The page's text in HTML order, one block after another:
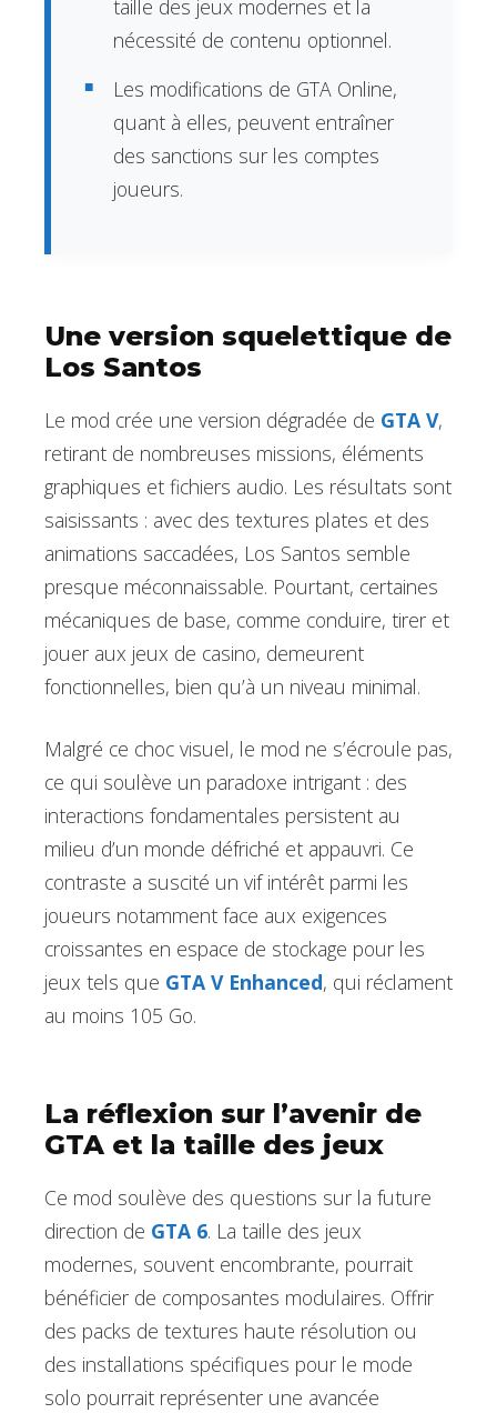
taille des jeux modernes et la
nécessité de contenu optionnel.
Les modifications de GTA Online,
quant à elles, peuvent entraîner
des sanctions sur les comptes
joueurs.
Une version squelettique de
Los Santos
Le mod crée une version dégradée de GTA V,
retirant de nombreuses missions, éléments
graphiques et fichiers audio. Les résultats sont
saisissants : avec des textures plates et des
animations saccadées, Los Santos semble
presque méconnaissable. Pourtant, certaines
mécaniques de base, comme conduire, tirer et
jouer aux jeux de casino, demeurent
fonctionnelles, bien qu’à un niveau minimal.
Malgré ce choc visuel, le mod ne s’écroule pas,
ce qui soulève un paradoxe intrigant : des
interactions fondamentales persistent au
milieu d’un monde défriché et appauvri. Ce
contraste a suscité un vif intérêt parmi les
joueurs notamment face aux exigences
croissantes en espace de stockage pour les
jeux tels que GTA V Enhanced, qui réclament
au moins 105 Go.
La réflexion sur l’avenir de
GTA et la taille des jeux
Ce mod soulève des questions sur la future
direction de GTA 6. La taille des jeux
modernes, souvent encombrante, pourrait
bénéficier de composantes modulaires. Offrir
des packs de textures haute résolution ou
des installations spécifiques pour le mode
solo pourrait représenter une avancée